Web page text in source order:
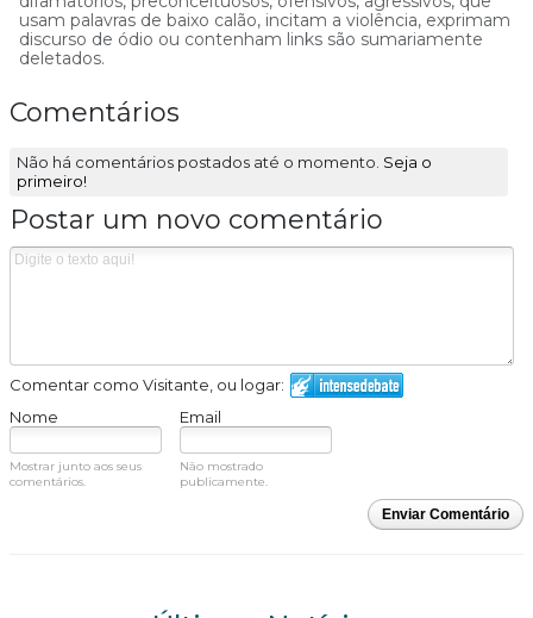
usam palavras de baixo calão, incitam a violência, exprimam
discurso de ódio ou contenham links são sumariamente
deletados.
Comentários
Não há comentários postados até o momento. Seja o
primeiro!
Postar um novo comentário
Comentar como Visitante, ou logar:
Nome
Email
Mostrar junto aos seus
comentários.
Não mostrado
publicamente.
Enviar Comentário